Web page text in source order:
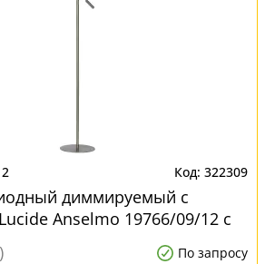
322309
диммируемый с
Anselmo 19766/09/12 с
По запросу